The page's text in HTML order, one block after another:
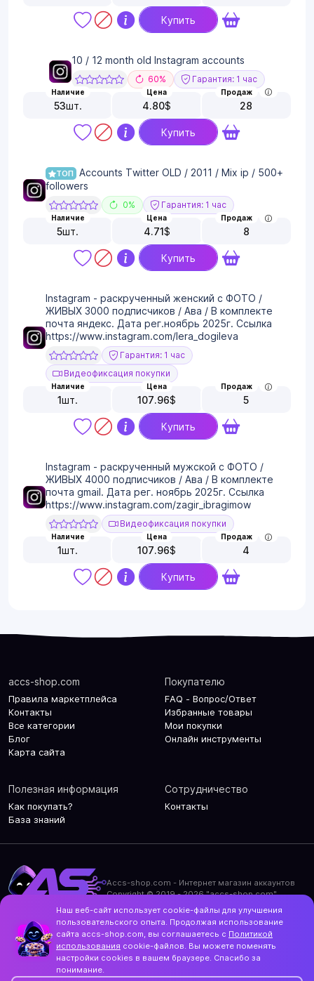
Купить
10 / 12 month old Instagram accounts
60% Гарантия: 1 час
Наличие
53шт.
Цена
4.80$
Продаж
28
Купить
ТОП
Accounts Twitter OLD / 2011 / Mix ip / 500+
followers
0% Гарантия: 1 час
Наличие
5шт.
Цена
4.71$
Продаж
8
Купить
Instagram - раскрученный женский с ФОТО /
ЖИВЫХ 3000 подписчиков / Ава / В комплекте
почта яндекс. Дата рег.ноябрь 2025г. Ссылка
https://www.instagram.com/lera_dogileva
Гарантия: 1 час
Видеофиксация покупки
Наличие
1шт.
Цена
107.96$
Продаж
5
Купить
Instagram - раскрученный мужской с ФОТО /
ЖИВЫХ 4000 подписчиков / Ава / В комплекте
почта gmail. Дата рег. ноябрь 2025г. Ссылка
https://www.instagram.com/zagir_ibragimow
Видеофиксация покупки
Наличие
1шт.
Цена
107.96$
Продаж
4
Купить
accs-shop.com
Правила маркетплейса
Контакты
Все категории
Блог
Карта сайта
Покупателю
FAQ - Вопрос/Ответ
Избранные товары
Мои покупки
Онлайн инструменты
Полезная информация
Как покупать?
База знаний
Сотрудничество
Контакты
Accs-shop.com - Интернет магазин аккаунтов
Copyright © 2019 - 2026 "accs-shop.com"
Политика использования cookie-файлов
Контакты и актуальный адрес сайта
Structo
Дизайн и разработка
Наш веб-сайт использует cookie-файлы для улучшения
пользовательского опыта. Продолжая использование
сайта accs-shop.com, вы соглашаетесь с Политикой
использования cookie-файлов. Вы можете поменять
настройки cookies в вашем браузере. Спасибо за
понимание.